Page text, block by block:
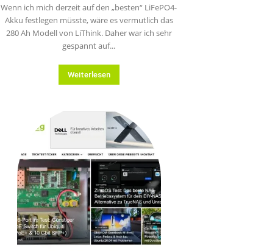
Wenn ich mich derzeit auf den „besten“ LiFePO4-
Akku festlegen müsste, wäre es vermutlich das
280 Ah Modell von LiThink. Daher war ich sehr
gespannt auf...
Weiterlesen